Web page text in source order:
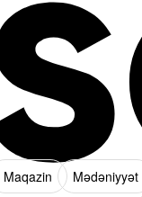
Maqazin Mədəniyyət